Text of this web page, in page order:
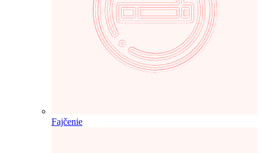
Fajčenie